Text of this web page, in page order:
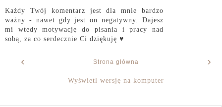
Każdy Twój komentarz jest dla mnie bardzo
ważny - nawet gdy jest on negatywny. Dajesz
mi wtedy motywację do pisania i pracy nad
sobą, za co serdecznie Ci dziękuję ♥
‹ ›
Strona główna
Wyświetl wersję na komputer